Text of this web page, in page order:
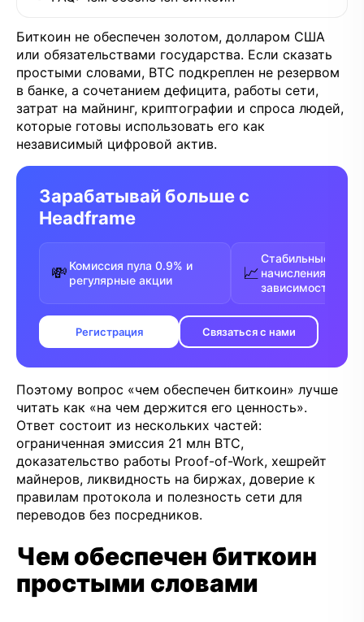
Биткоин не обеспечен золотом, долларом США
или обязательствами государства. Если сказать
простыми словами, BTC подкреплен не резервом
в банке, а сочетанием дефицита, работы сети,
затрат на майнинг, криптографии и спроса людей,
которые готовы использовать его как
независимый цифровой актив.
Зарабатывай больше с
Headframe
💸 Комиссия пула 0.9% и
регулярные акции
📈
Стабильные FPPS
начисления без
зависимости от
Регистрация Связаться с нами
Поэтому вопрос «чем обеспечен биткоин» лучше
читать как «на чем держится его ценность».
Ответ состоит из нескольких частей:
ограниченная эмиссия 21 млн BTC,
доказательство работы Proof-of-Work, хешрейт
майнеров, ликвидность на биржах, доверие к
правилам протокола и полезность сети для
переводов без посредников.
Чем обеспечен биткоин
простыми словами